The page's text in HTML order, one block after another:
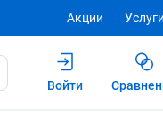
Акции Услуги
Войти